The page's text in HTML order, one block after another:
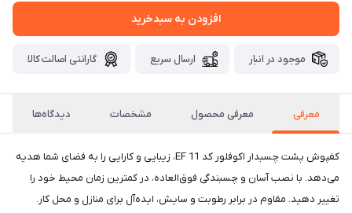
افزودن به سبدخرید
موجود در انبار ارسال سریع گارانتی اصالت کالا
معرفی معرفی محصول مشخصات دیدگاه‌ها
کفپوش پشت چسبدار اکوفلور کد EF 11، زیبایی و کارایی را به فضای شما هدیه
می‌دهد. با نصب آسان و چسبندگی فوق‌العاده، در کمترین زمان محیط خود را
تغییر دهید. مقاوم در برابر رطوبت و سایش، ایده‌آل برای منازل و محل کار.